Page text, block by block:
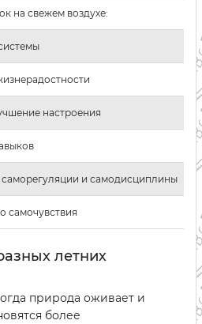
на свежем воздухе:
настроения
и самодисциплины
самочувствия
летних
природа оживает и
более